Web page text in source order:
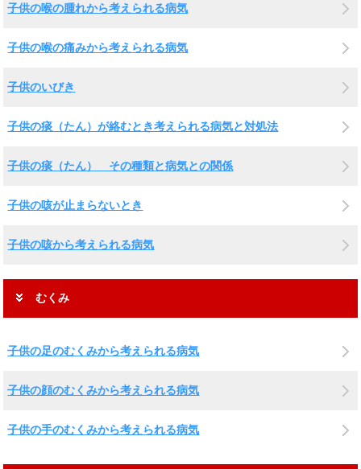
子供の喉の腫れから考えられる病気
子供の喉の痛みから考えられる病気
子供のいびき
子供の痰（たん）が絡むとき考えられる病気と対処法
子供の痰（たん） その種類と病気との関係
子供の咳が止まらないとき
子供の咳から考えられる病気
むくみ
子供の足のむくみから考えられる病気
子供の顔のむくみから考えられる病気
子供の手のむくみから考えられる病気